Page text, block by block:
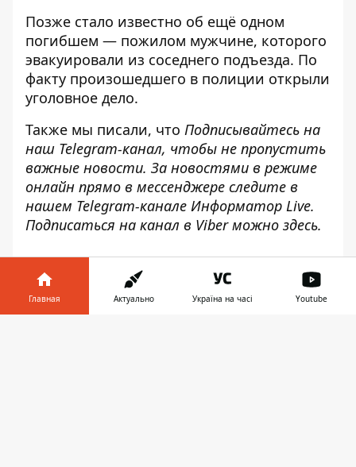
Позже стало известно об ещё одном
погибшем — пожилом мужчине, которого
эвакуировали из соседнего подъезда. По
факту произошедшего в полиции открыли
уголовное дело.
Также мы писали, что Подписывайтесь на
наш Telegram-канал, чтобы не пропустить
важные новости. За новостями в режиме
онлайн прямо в мессенджере следите в
нашем Telegram-канале Информатор Live.
Подписаться на канал в Viber можно здесь.
Главная Актуально Україна на часі Youtube